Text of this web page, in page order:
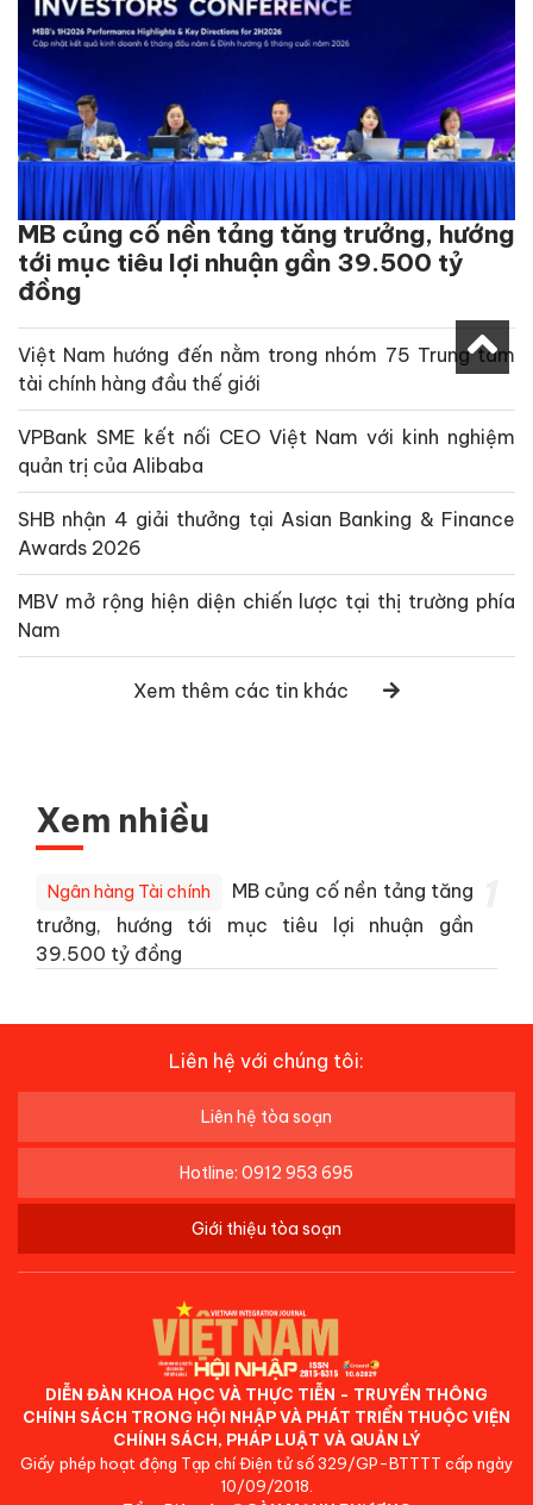
MB củng cố nền tảng tăng trưởng, hướng
tới mục tiêu lợi nhuận gần 39.500 tỷ
đồng
Việt Nam hướng đến nằm trong nhóm 75 Trung tâm
tài chính hàng đầu thế giới
VPBank SME kết nối CEO Việt Nam với kinh nghiệm
quản trị của Alibaba
SHB nhận 4 giải thưởng tại Asian Banking & Finance
Awards 2026
MBV mở rộng hiện diện chiến lược tại thị trường phía
Nam
Xem thêm các tin khác
Xem nhiều
Ngân hàng Tài chính
MB củng cố nền tảng tăng
trưởng, hướng tới mục tiêu lợi nhuận gần
39.500 tỷ đồng
Liên hệ với chúng tôi:
Liên hệ tòa soạn
Hotline: 0912 953 695
Giới thiệu tòa soạn
DIỄN ĐÀN KHOA HỌC VÀ THỰC TIỄN - TRUYỀN THÔNG
CHÍNH SÁCH TRONG HỘI NHẬP VÀ PHÁT TRIỂN THUỘC VIỆN
CHÍNH SÁCH, PHÁP LUẬT VÀ QUẢN LÝ
Giấy phép hoạt động Tạp chí Điện tử số 329/GP-BTTTT cấp ngày
10/09/2018.